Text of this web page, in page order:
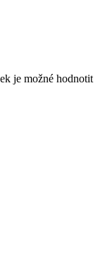
je možné hodnotit